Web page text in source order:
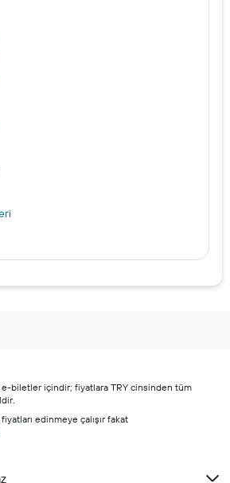
e-biletler içindir; fiyatlara TRY cinsinden tüm
edinmeye çalışır fakat